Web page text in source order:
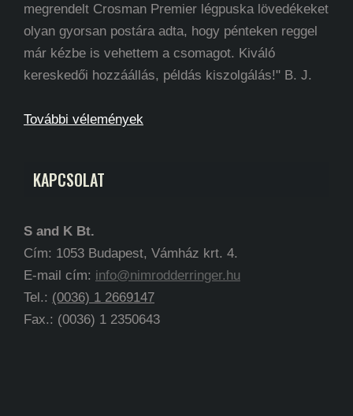
megrendelt Crosman Premier légpuska lövedékeket
olyan gyorsan postára adta, hogy pénteken reggel
már kézbe is vehettem a csomagot. Kiváló
kereskedői hozzáállás, példás kiszolgálás!" B. J.
További vélemények
KAPCSOLAT
S and K Bt.
Cím: 1053 Budapest, Vámház krt. 4.
E-mail cím: info@nimrodderringer.hu
Tel.: (0036) 1 2669147
Fax.: (0036) 1 2350643